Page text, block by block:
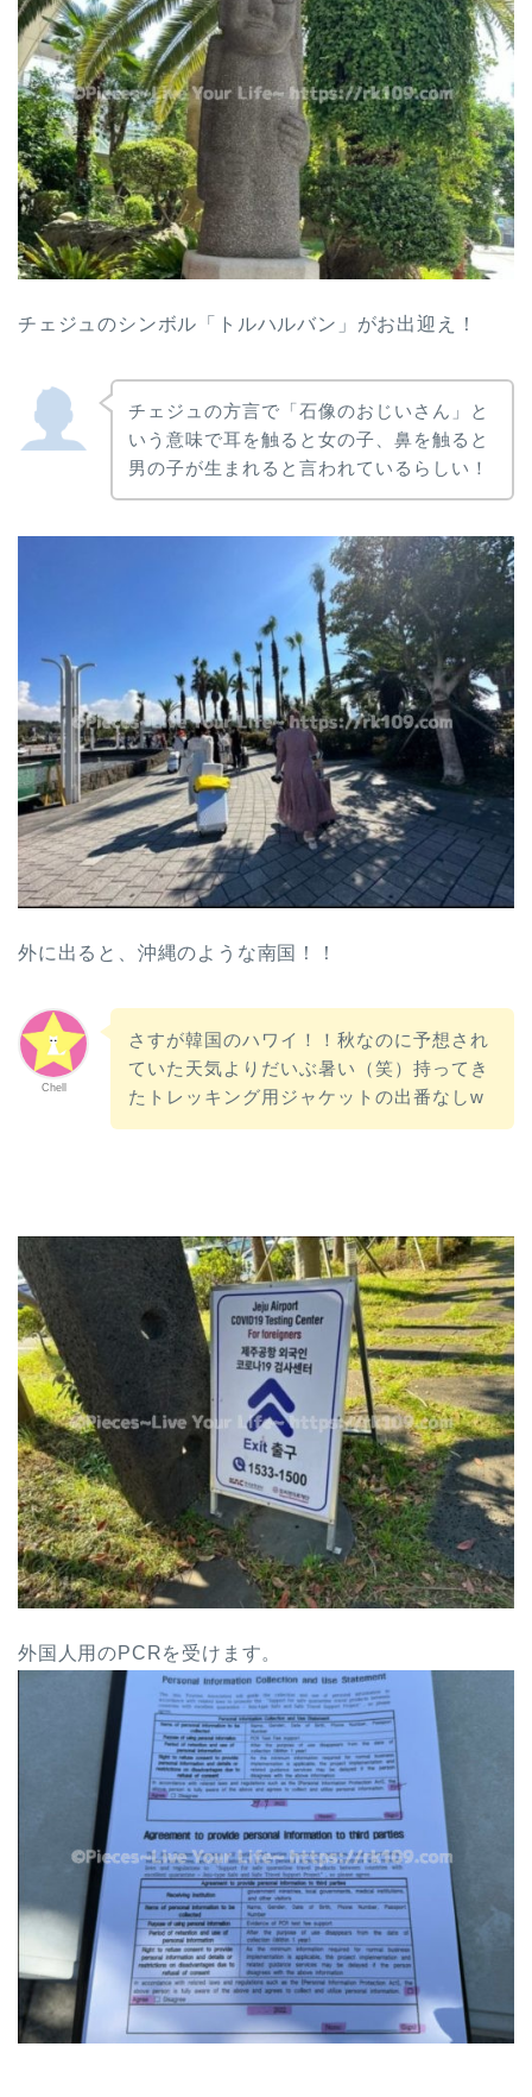
チェジュのシンボル「トルハルバン」がお出迎え！
チェジュの方言で「石像のおじいさん」と
いう意味で耳を触ると女の子、鼻を触ると
男の子が生まれると言われているらしい！
外に出ると、沖縄のような南国！！
Chell
さすが韓国のハワイ！！秋なのに予想され
ていた天気よりだいぶ暑い（笑）持ってき
たトレッキング用ジャケットの出番なしw
外国人用のPCRを受けます。